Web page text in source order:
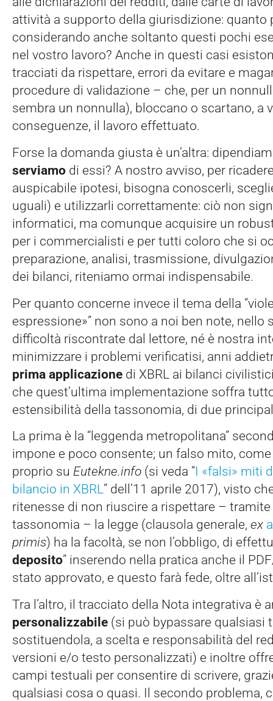
attività a supporto della giurisdizione: quanto
considerando anche soltanto questi pochi
nel vostro lavoro? Anche in questi casi
tracciati da rispettare, errori da evitare e
procedure di validazione – che, per un
sembra un nonnulla), bloccano o scartano, a
conseguenze, il lavoro effettuato.
Forse la domanda giusta è un’altra:
serviamo di essi? A nostro avviso, per
auspicabile ipotesi, bisogna conoscerli,
uguali) e utilizzarli correttamente: ciò non
informatici, ma comunque acquisire un
per i commercialisti e per tutti coloro che si
preparazione, analisi, trasmissione,
dei bilanci, riteniamo ormai indispensabile.
Per quanto concerne invece il tema della
espressione»” non sono a noi ben note, nello
difficoltà riscontrate dal lettore, né è nostra
minimizzare i problemi verificatisi, anni
prima applicazione di XBRL ai bilanci
che quest’ultima implementazione soffra
estensibilità della tassonomia, di due
La prima è la “leggenda metropolitana”
impone e poco consente; un falso mito,
proprio su Eutekne.info (si veda “I «falsi» miti
bilancio in XBRL” dell’11 aprile 2017), visto
ritenesse di non riuscire a rispettare –
tassonomia – la legge (clausola generale, ex
primis) ha la facoltà, se non l’obbligo, di
deposito” inserendo nella pratica anche il
stato approvato, e questo farà fede, oltre
Tra l’altro, il tracciato della Nota integrativa è
personalizzabile (si può bypassare qualsiasi
sostituendola, a scelta e responsabilità del
versioni e/o testo personalizzati) e inoltre
campi testuali per consentire di scrivere,
qualsiasi cosa o quasi. Il secondo problema,